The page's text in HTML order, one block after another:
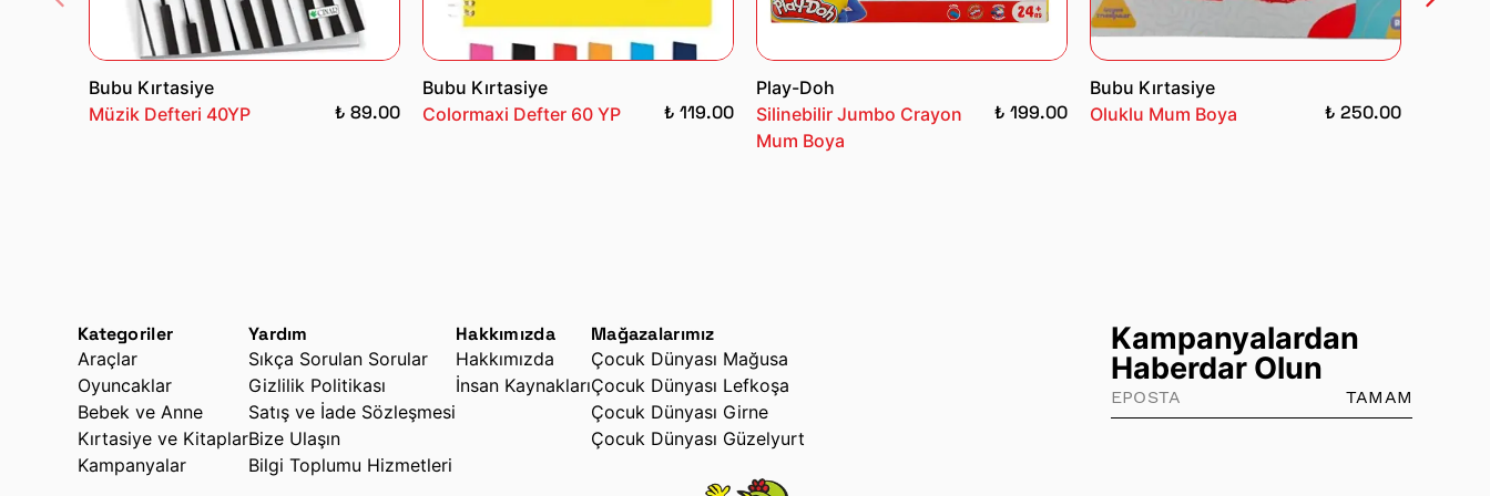
Bubu Kırtasiye
Müzik Defteri 40YP
₺ 89.00
Bubu Kırtasiye
Colormaxi Defter 60 YP
₺ 119.00
Play-Doh
Silinebilir Jumbo Crayon
Mum Boya
₺ 199.00
Bubu Kırtasiye
Oluklu Mum Boya
₺ 250.00
Kategoriler
Araçlar
Oyuncaklar
Bebek ve Anne
Kırtasiye ve Kitaplar
Kampanyalar
Yardım
Sıkça Sorulan Sorular
Gizlilik Politikası
Satış ve İade Sözleşmesi
Bize Ulaşın
Bilgi Toplumu Hizmetleri
Hakkımızda
Hakkımızda
İnsan Kaynakları
Mağazalarımız
Çocuk Dünyası Mağusa
Çocuk Dünyası Lefkoşa
Çocuk Dünyası Girne
Çocuk Dünyası Güzelyurt
Kampanyalardan
Haberdar Olun
TAMAM